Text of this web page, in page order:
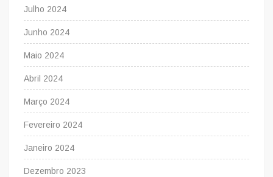
Julho 2024
Junho 2024
Maio 2024
Abril 2024
Março 2024
Fevereiro 2024
Janeiro 2024
Dezembro 2023